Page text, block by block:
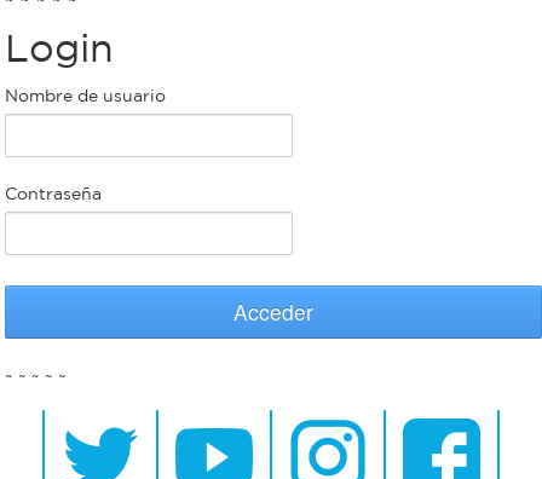
Bromatología
Rentas
Municipal
bondi
Recorrido
Personal
municipal
Login
Nombre de usuario
Contraseña
Acceder
~ ~ ~ ~ ~